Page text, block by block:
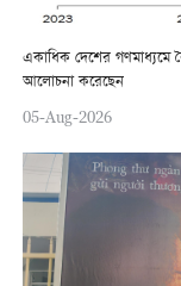
একাধিক দেশের গণমাধ্যমে
আলোচনা করেছেন
05-Aug-2026